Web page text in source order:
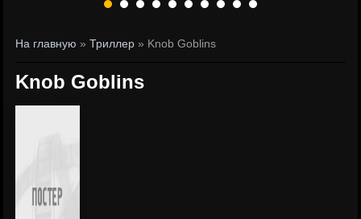
На главную »Триллер » Knob Goblins
Knob Goblins